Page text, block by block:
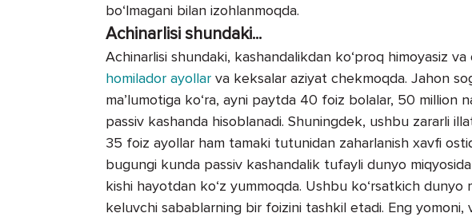
bo‘lmagani bilan izohlanmoqda.
Achinarlisi shundaki...
Achinarlisi shundaki, kashandalikdan ko‘proq himoyasiz va
homilador ayollar va keksalar aziyat chekmoqda. Jahon
ma’lumotiga ko‘ra, ayni paytda 40 foiz bolalar, 50 million
passiv kashanda hisoblanadi. Shuningdek, ushbu zararli
35 foiz ayollar ham tamaki tutunidan zaharlanish xavfi
bugungi kunda passiv kashandalik tufayli dunyo
kishi hayotdan ko‘z yummoqda. Ushbu ko‘rsatkich dunyo
keluvchi sabablarning bir foizini tashkil etadi. Eng